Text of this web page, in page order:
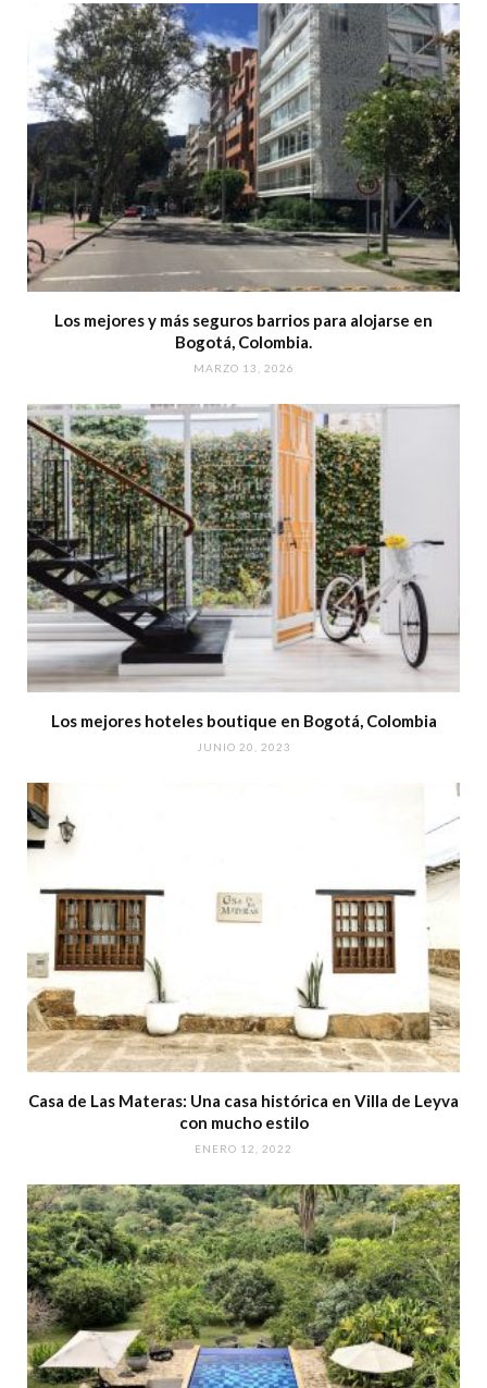
Los mejores y más seguros barrios para alojarse en
Bogotá, Colombia.
MARZO 13, 2026
Los mejores hoteles boutique en Bogotá, Colombia
JUNIO 20, 2023
Casa de Las Materas: Una casa histórica en Villa de Leyva
con mucho estilo
ENERO 12, 2022